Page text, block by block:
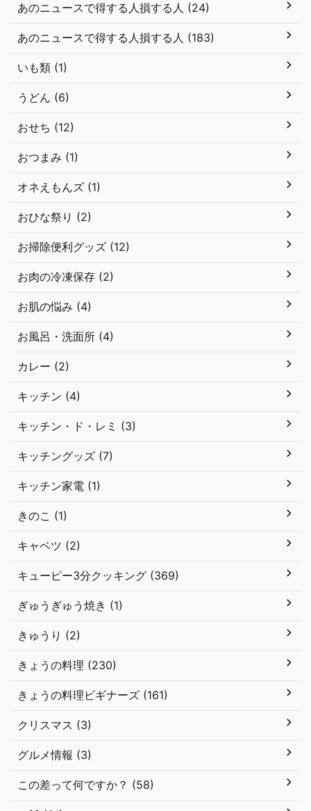
あのニュースで得する人損する人 (24)
あのニュースで得する人損する人 (183)
いも類 (1)
うどん (6)
おせち (12)
おつまみ (1)
オネえもんズ (1)
おひな祭り (2)
お掃除便利グッズ (12)
お肉の冷凍保存 (2)
お肌の悩み (4)
お風呂・洗面所 (4)
カレー (2)
キッチン (4)
キッチン・ド・レミ (3)
キッチングッズ (7)
キッチン家電 (1)
きのこ (1)
キャベツ (2)
キューピー3分クッキング (369)
ぎゅうぎゅう焼き (1)
きゅうり (2)
きょうの料理 (230)
きょうの料理ビギナーズ (161)
クリスマス (3)
グルメ情報 (3)
この差って何ですか？ (58)